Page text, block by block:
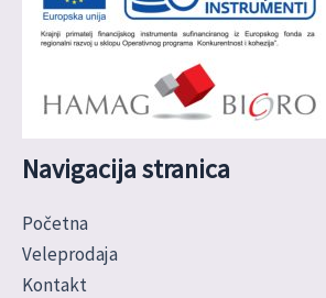
Navigacija stranica
Početna
Veleprodaja
Kontakt